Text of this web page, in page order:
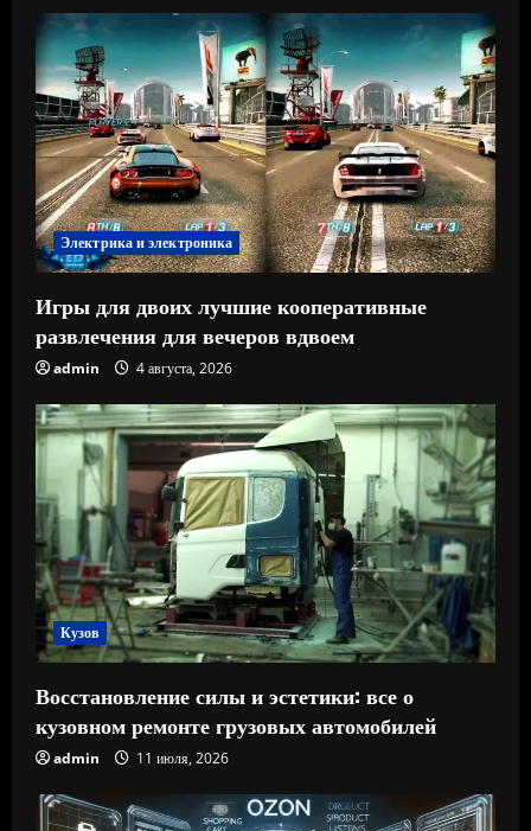
Электрика и электроника
Игры для двоих лучшие кооперативные
развлечения для вечеров вдвоем
admin 4 августа, 2026
Кузов
Восстановление силы и эстетики: все о
кузовном ремонте грузовых автомобилей
admin 11 июля, 2026